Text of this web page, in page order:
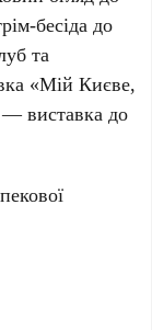
бесіда до
та
«Мій Києве,
виставка до